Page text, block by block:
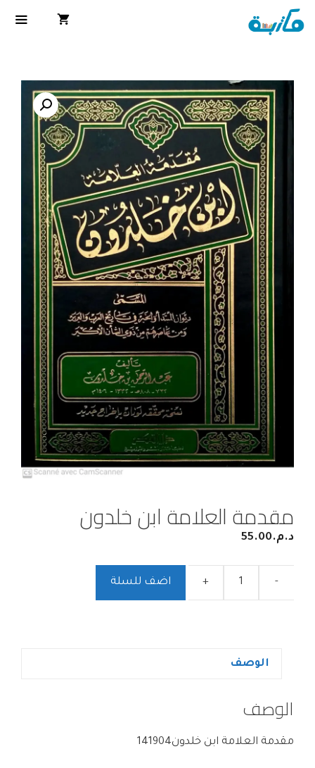
مقدمة العلامة ابن خلدون
د.م.55.00
-
+ اضف للسلة
الوصف
الوصف
مقدمة العلامة ابن خلدون141904